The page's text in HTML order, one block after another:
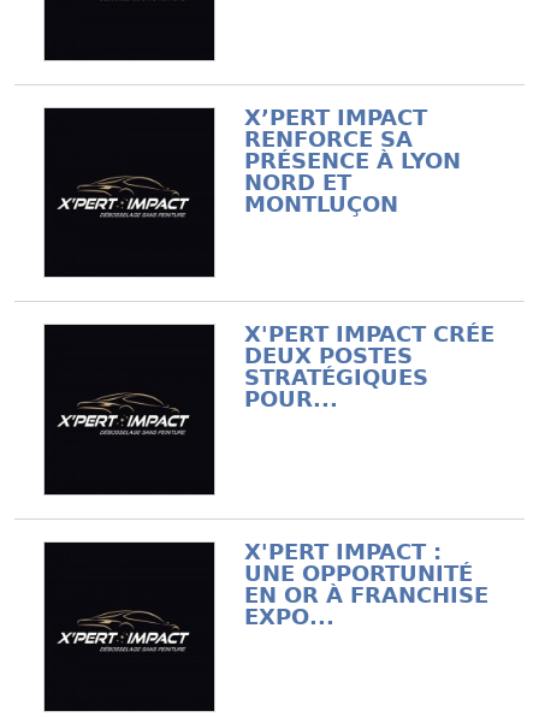
X’PERT IMPACT
RENFORCE SA
PRÉSENCE À LYON
NORD ET
MONTLUÇON
X'PERT IMPACT CRÉE
DEUX POSTES
STRATÉGIQUES
POUR...
X'PERT IMPACT :
UNE OPPORTUNITÉ
EN OR À FRANCHISE
EXPO...